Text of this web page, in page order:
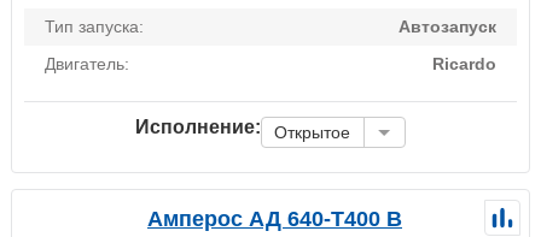
Тип запуска:
Автозапуск
Двигатель:
Ricardo
Исполнение: Открытое
Амперос АД 640-Т400 B